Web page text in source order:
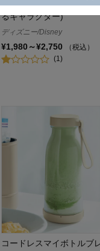
陶器製のナチュラル加湿
るキャラクター)
ディズニー/Disney
¥1,980～¥2,750
（税込）
(1)
コードレスマイボトルブ